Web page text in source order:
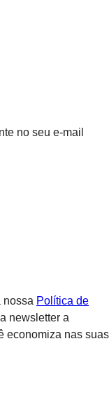
no seu e-mail
nossa Política de
newsletter a
economiza nas suas